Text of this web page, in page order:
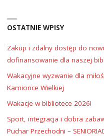
TWÓRCZE
PASJE
OSTATNIE WPISY
Zakup i zdalny dostęp do
dofinansowanie dla naszej
Wakacyjne wyzwanie dla
Kamionce Wielkiej
Wakacje w bibliotece 2026!
Sport, integracja i dobra
Puchar Przechodni –